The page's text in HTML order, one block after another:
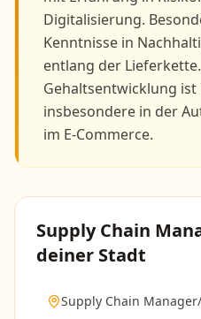
Digitalisierung.
Kenntnisse in
entlang der
Gehaltsentwicklung
insbesondere in der
im E-Commerce.
Supply Chain
deiner Stadt
Supply Chain